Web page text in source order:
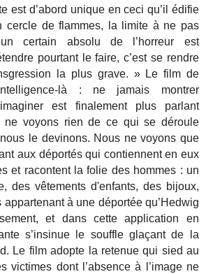
est d’abord unique en ceci qu’il édifie
cercle de flammes, la limite à ne pas
certain absolu de l’horreur est
pourtant le faire, c’est se rendre
la plus grave. » Le film de
là : ne jamais montrer
est finalement plus parlant
ne voyons rien de ce qui se déroule
le devinons. Nous ne voyons que
aux déportés qui contiennent en eux
et racontent la folie des hommes : un
des vêtements d'enfants, des bijoux,
à une déportée qu’Hedwig
et dans cette application en
s’insinue le souffle glaçant de la
Le film adopte la retenue qui sied au
victimes dont l’absence à l’image ne